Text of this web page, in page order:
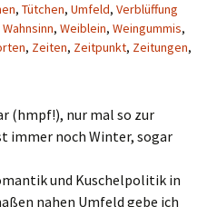
, Tütchen, Umfeld, Verblüffung
Wahnsinn, Weiblein, Weingummis,
, Zeiten, Zeitpunkt, Zeitungen,
(hmpf!), nur mal so zur
immer noch Winter, sogar
und Kuschelpolitik in
nahen Umfeld gebe ich